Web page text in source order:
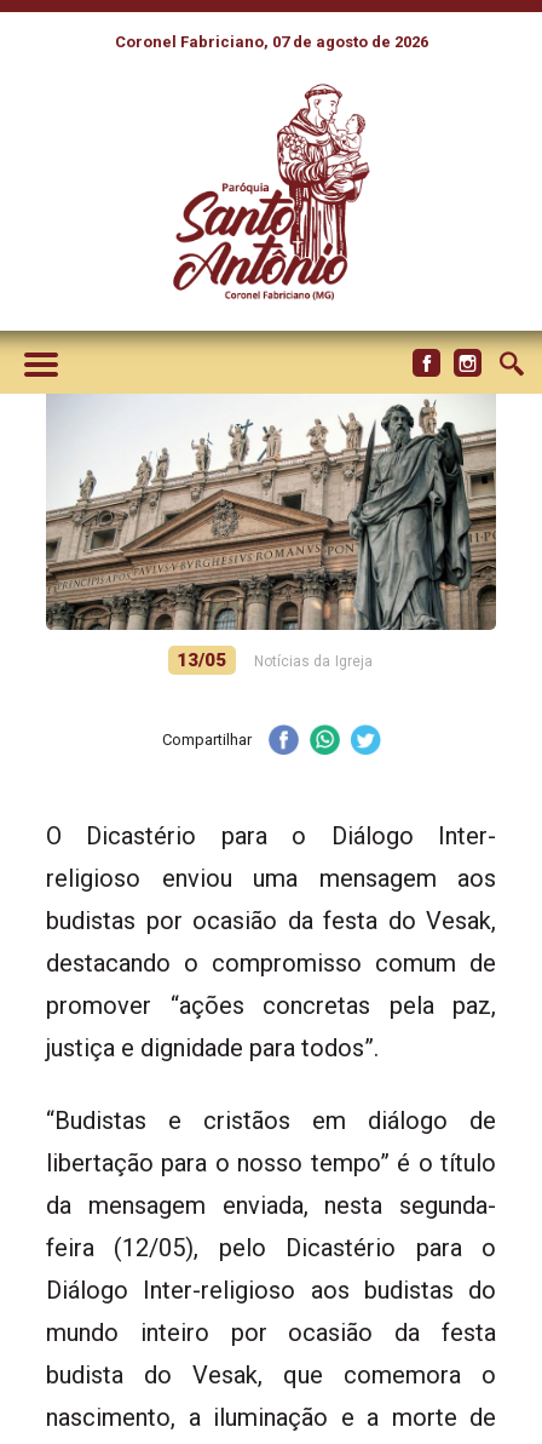
Coronel Fabriciano, 07 de agosto de 2026
BUDISTAS E CRISTÃOS EM
DIÁLOGO PARA OFERECER
RESPOSTAS AOS DESAFIOS
DO NOSSO TEMPO
13/05 Notícias da Igreja
Compartilhar
O Dicastério para o Diálogo Inter-
religioso enviou uma mensagem aos
budistas por ocasião da festa do Vesak,
destacando o compromisso comum de
promover “ações concretas pela paz,
justiça e dignidade para todos”.
“Budistas e cristãos em diálogo de
libertação para o nosso tempo” é o título
da mensagem enviada, nesta segunda-
feira (12/05), pelo Dicastério para o
Diálogo Inter-religioso aos budistas do
mundo inteiro por ocasião da festa
budista do Vesak, que comemora o
nascimento, a iluminação e a morte de